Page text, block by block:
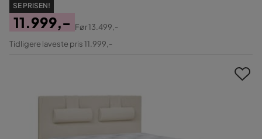
SE PRISEN!
Pris
11.999,-
Original
Før13.499,-
Tidligere laveste pris 11.999,-